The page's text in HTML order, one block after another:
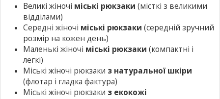
Великі жіночі міські рюкзаки (місткі з великими
відділами)
Середні жіночі міські рюкзаки (середній зручний
розмір на кожен день)
Маленькі жіночі міські рюкзаки (компактні і
легкі)
Міські жіночі рюкзаки з натуральної шкіри
(флотар і гладка фактура)
Міські жіночі рюкзаки з екокожі